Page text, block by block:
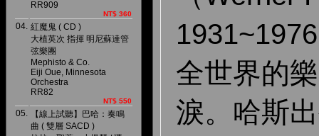
RR909
NT$ 360
04. 紅魔鬼 ( CD )
大植英次 指揮 明尼蘇達管
弦樂團
Mephisto & Co.
Eiji Oue, Minnesota
Orchestra
RR82
NT$ 550
05.
【線上試聽】巴哈：奏鳴
曲 ( 雙層 SACD )
全世界的
淚。哈斯